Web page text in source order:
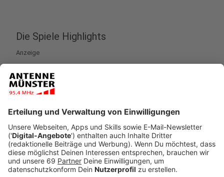
Die Spiele Highlights
Anzeige
Auf der Gamescom präsentieren große
Auch dieses Mal ist unter anderem der von US-
Milliardär Bill Gates gegründete KonzernMicrosoft
dabei. Der Stand werde laut Microsoft ihr größter
jemals. An 150 Spielestationen sollen über 30 Spiele
präsentiert und angezockt werden können Zwei
Spielneuheiten werden in extra aufgebauten Kinosälen